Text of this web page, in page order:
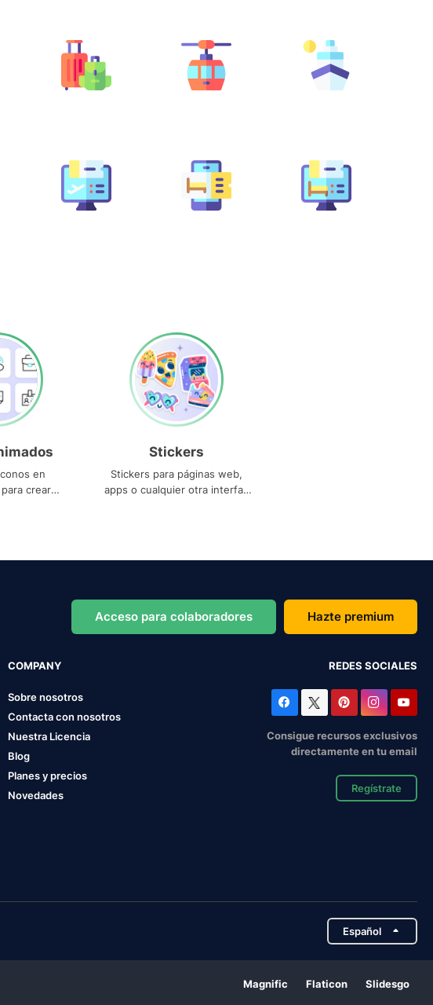
en
crear
Stickers
Stickers para páginas web,
apps o cualquier otra interfaz
Acceso para colaboradores Hazte premium
COMPANY
Sobre nosotros
Contacta con nosotros
Nuestra Licencia
Blog
Planes y precios
Novedades
REDES SOCIALES
Consigue recursos exclusivos
directamente en tu email
Regístrate
Español
Magnific Flaticon Slidesgo